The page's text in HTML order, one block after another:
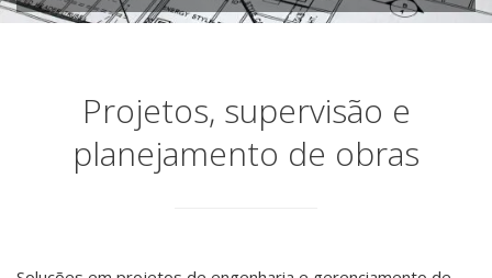
Projetos, supervisão e
planejamento de obras